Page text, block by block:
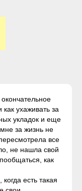
ухаживать за
укладок и еще
мне за жизнь не
все
не нашла свой
как
есть такая